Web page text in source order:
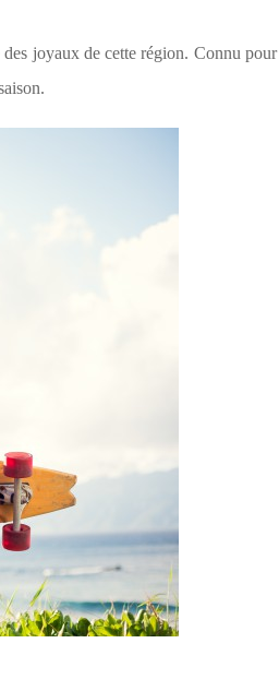
joyaux de cette région. Connu pour